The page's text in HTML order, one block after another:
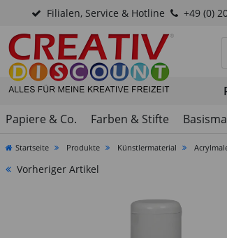
Filialen, Service & Hotline +49 (0)
Papiere & Co.
Farben & Stifte
Startseite Produkte Künstlermaterial
Vorheriger Artikel